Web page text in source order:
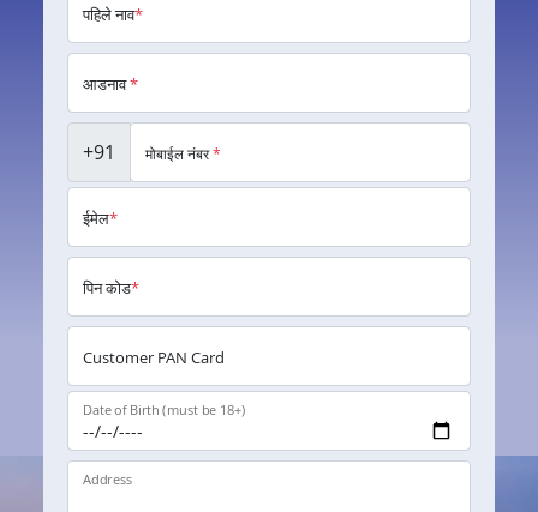
पहिले नाव*
आडनाव*
+91 मोबाईल नंबर*
ईमेल*
पिन कोड*
Customer PAN Card
Date of Birth (must be 18+)
Address